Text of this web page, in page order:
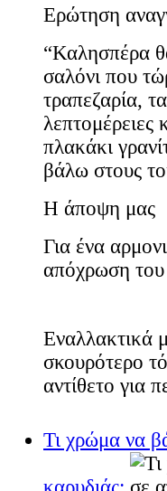
Ερώτηση
“Καλησπέρα
σαλόνι που
τραπεζαρία,
λεπτομέρειες
πλακάκι
βάλω στους
Η άποψη μας
Για ένα
απόχρωση
Εναλλακτικά
σκουρότερο
αντίθετο για
Τι χρώμα να